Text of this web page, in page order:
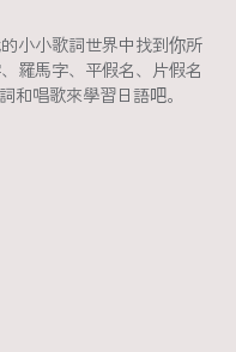
小小歌詞世界中找到你所
羅馬字、平假名、片假名
和唱歌來學習日語吧。